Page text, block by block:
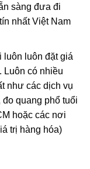
sơ để vận
sẽ được đưa vào
Cuối ngày làm
hồi lại lượng
sàng đưa đi
nhất Việt Nam
luôn luôn đặt giá
Luôn có nhiều
như các dịch vụ
quang phổ tuổi
hoặc các nơi
trị hàng hóa)